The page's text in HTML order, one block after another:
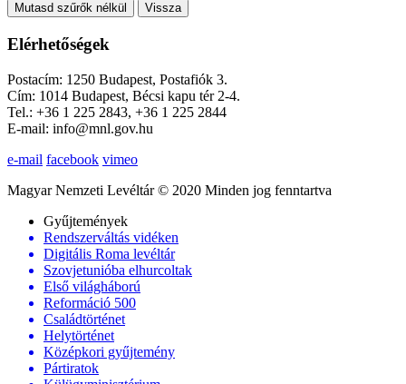
Mutasd szűrők nélkül Vissza
Elérhetőségek
Postacím: 1250 Budapest, Postafiók 3.
Cím: 1014 Budapest, Bécsi kapu tér 2-4.
Tel.: +36 1 225 2843, +36 1 225 2844
E-mail: info@mnl.gov.hu
e-mail facebook vimeo
Magyar Nemzeti Levéltár © 2020 Minden jog fenntartva
Gyűjtemények
Rendszerváltás vidéken
Digitális Roma levéltár
Szovjetunióba elhurcoltak
Első világháború
Reformáció 500
Családtörténet
Helytörténet
Középkori gyűjtemény
Pártiratok